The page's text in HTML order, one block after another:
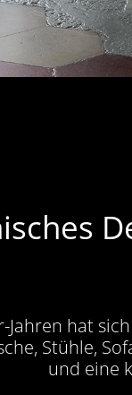
hat
Stühle,
und eine